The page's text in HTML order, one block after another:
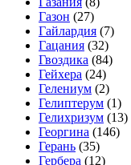
Газон (27)
Гайлардия (7)
Гацания (32)
Гвоздика (84)
Гейхера (24)
Гелениум (2)
Гелиптерум (1)
Гелихризум (13)
Георгина (146)
Герань (35)
Гербера (12)